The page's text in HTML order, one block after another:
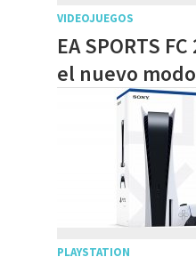
VIDEOJUEGOS
EA SPORTS
el nuevo
PLAYSTATION